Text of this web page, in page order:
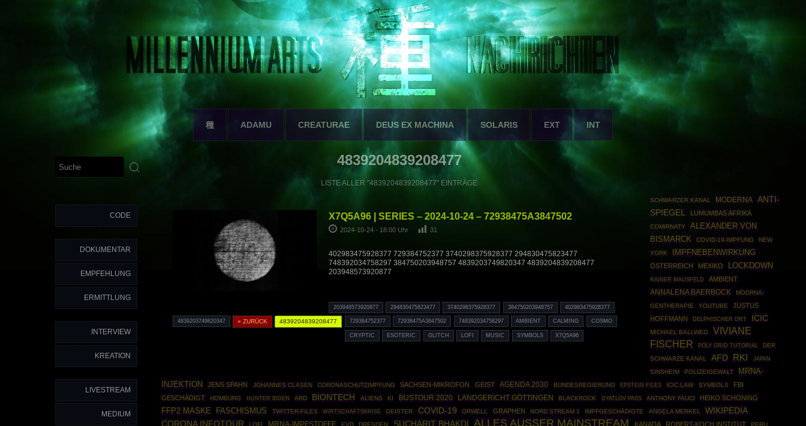
種 ADAMU CREATURAE DEUS EX MACHINA SOLARIS EXT INT
CODE
DOKUMENTAR
EMPFEHLUNG
ERMITTLUNG
INTERVIEW
KREATION
LIVESTREAM
MEDIUM
4839204839208477
LISTE ALLER "4839204839208477" EINTRÄGE
X7Q5A96 | SERIES – 2024-10-24 – 72938475A3847502
2024-10-24 - 18:00 Uhr 31
402983475928377 729384752377 3740298375928377 294830475823477
748392034758297 384750203948757 4839203749820347 4839204839208477
203948573920877
203948573920877 294830475823477 3740298375928377 384750203948757 402983475928377
4839203749820347 « ZURÜCK 4839204839208477 729384752377 72938475A3847502 748392034758297 AMBIENT CALMING COSMO
CRYPTIC ESOTERIC GLITCH LOFI MUSIC SYMBOLS X7Q5A96
SCHWARZER KANAL MODERNA
ANTI-
SPIEGEL
LUMUMBAS AFRIKA
COMIRNATY
ALEXANDER VON
BISMARCK
COVID-19-IMPFUNG
NEW
YORK
IMPFNEBENWIRKUNG
ÖSTERREICH MEXIKO LOCKDOWN
RAINER MAUSFELD AMBIENT
ANNALENA BAERBOCK
MODRNA-
GENTHERAPIE
YOUTUBE
JUSTUS
HOFFMANN
DELPHISCHER ORT ICIC
MICHAEL BALLWEG
VIVIANE
FISCHER
POLY GRID TUTORIAL
DER
SCHWARZE KANAL
AFD RKI JAPAN
SINSHEIM POLIZEIGEWALT
MRNA-
INJEKTION
JENS SPAHN JOHANNES CLASEN CORONASCHUTZIMPFUNG SACHSEN-MIKROFON GEIST AGENDA 2030 BUNDESREGIERUNG EPSTEIN FILES ICIC.LAW SYMBOLS
FBI
GESCHÄDIGT
HOMBURG HUNTER BIDEN ARD BIONTECH ALIENS KI BUSTOUR 2020 LANDGERICHT GÖTTINGEN BLACKROCK DYATLOV PASS ANTHONY FAUCI HEIKO SCHÖNING
FFP2 MASKE FASCHISMUS TWITTER-FILES WIRTSCHAFTSKRISE GEISTER COVID-19 ORWELL GRAPHEN NORD STREAM 1 IMPFGESCHÄDIGTE ANGELA MERKEL
WIKIPEDIA
CORONA INFOTOUR
LOFI MRNA-IMPFSTOFFE EVD DRESDEN SUCHARIT BHAKDI ALLES AUSSER MAINSTREAM KANADA ROBERT-KOCH INSTITUT PERU